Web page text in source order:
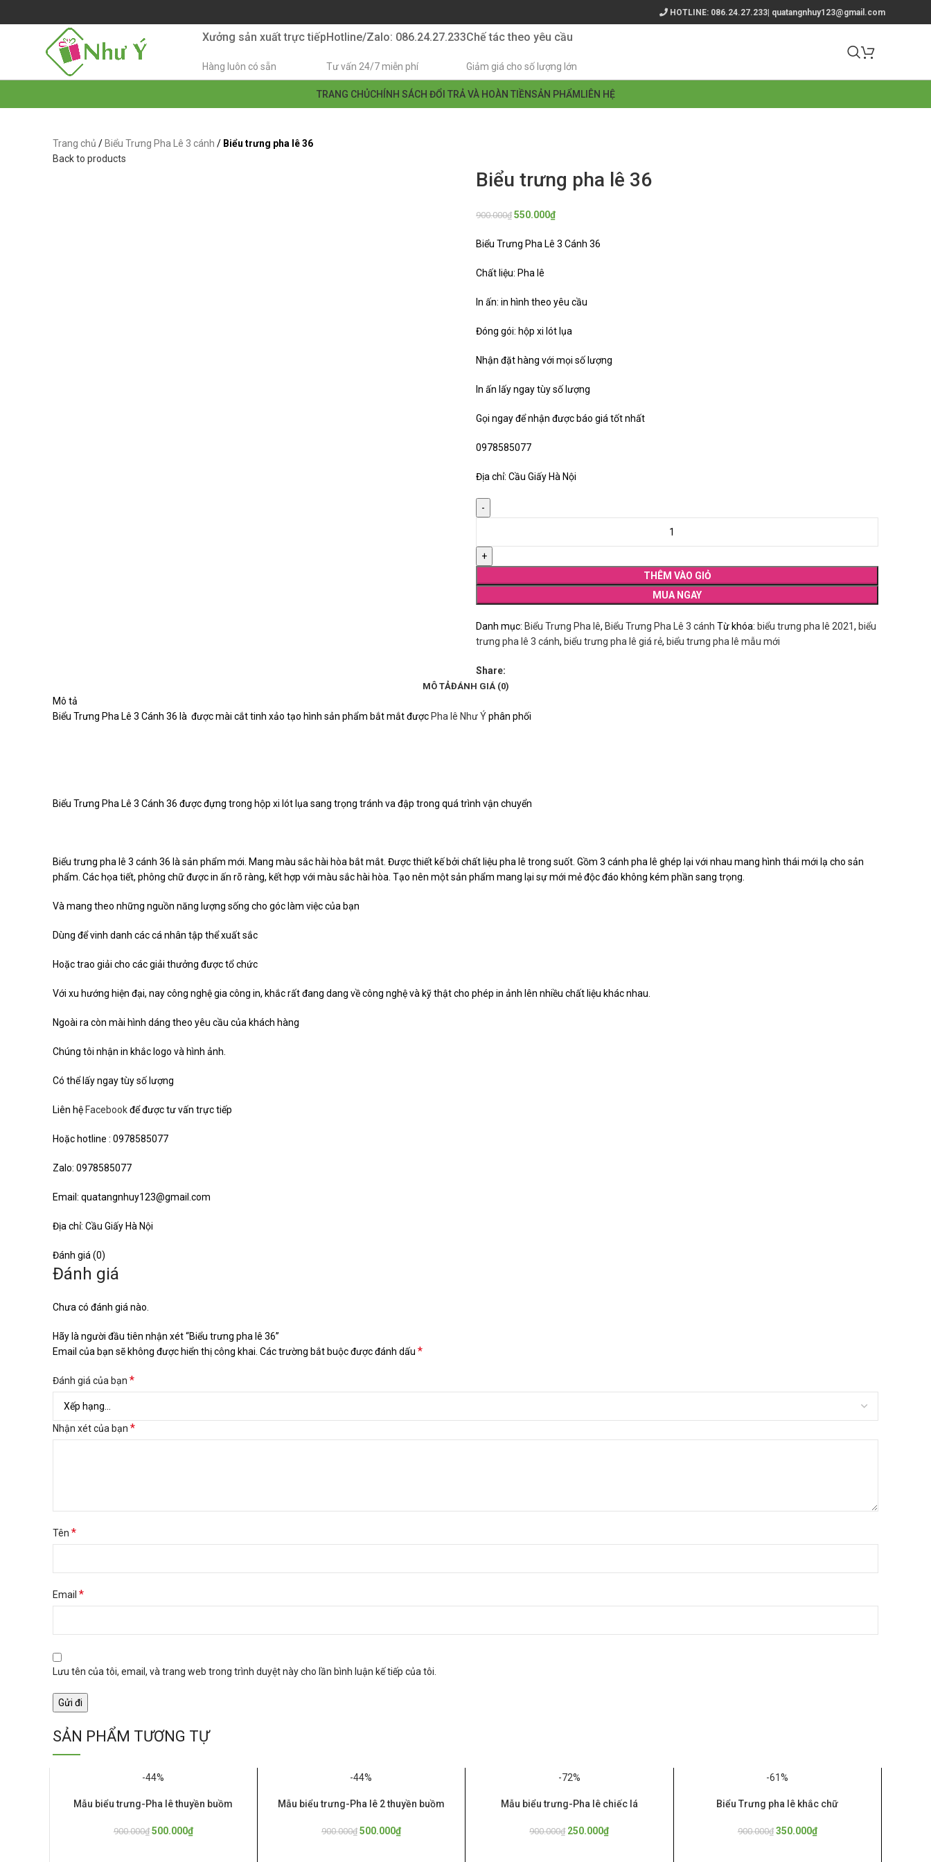
HOTLINE: 086.24.27.233| quatangnhuy123@gmail.com
Xưởng sản xuất trực tiếp
Hàng luôn có sẵn
Hotline/Zalo: 086.24.27.233
Tư vấn 24/7 miễn phí
Chế tác theo yêu cầu
Giảm giá cho số lượng lớn
TRANG CHỦCHÍNH SÁCH ĐỔI TRẢ VÀ HOÀN TIỀNSẢN PHẨM LIÊN HỆ
Trang chủ / Biểu Trưng Pha Lê 3 cánh / Biểu trưng pha lê 36
Back to products
Biểu trưng pha lê 36
900.000₫ 550.000₫
Biểu Trưng Pha Lê 3 Cánh 36
Chất liệu: Pha lê
In ấn: in hình theo yêu cầu
Đóng gói: hộp xi lót lụa
Nhận đặt hàng với mọi số lượng
In ấn lấy ngay tùy số lượng
Gọi ngay để nhận được báo giá tốt nhất
0978585077
Địa chỉ: Cầu Giấy Hà Nội
THÊM VÀO GIỎ
MUA NGAY
Danh mục: Biểu Trưng Pha lê, Biểu Trưng Pha Lê 3 cánh Từ khóa: biểu trưng pha lê 2021, biểu
trưng pha lê 3 cánh, biểu trưng pha lê giá rẻ, biểu trưng pha lê mẫu mới
Share:
MÔ TẢĐÁNH GIÁ (0)
Mô tả
Biểu Trưng Pha Lê 3 Cánh 36 là được mài cắt tinh xảo tạo hình sản phẩm bắt mắt được Pha lê Như Ýphân phối
Biểu Trưng Pha Lê 3 Cánh 36 được đựng trong hộp xi lót lụa sang trọng tránh va đập trong quá trình vận chuyển
Biểu trưng pha lê 3 cánh 36 là sản phẩm mới. Mang màu sắc hài hòa bắt mắt. Được thiết kế bởi chất liệu pha lê trong suốt. Gồm 3 cánh pha lê ghép lại với nhau mang hình thái mới lạ cho sản
phẩm. Các họa tiết, phông chữ được in ấn rõ ràng, kết hợp với màu sắc hài hòa. Tạo nên một sản phẩm mang lại sự mới mẻ độc đáo không kém phần sang trọng.
Và mang theo những nguồn năng lượng sống cho góc làm việc của bạn
Dùng để vinh danh các cá nhân tập thể xuất sắc
Hoặc trao giải cho các giải thưởng được tổ chức
Với xu hướng hiện đại, nay công nghệ gia công in, khắc rất đang dang về công nghệ và kỹ thật cho phép in ảnh lên nhiều chất liệu khác nhau.
Ngoài ra còn mài hình dáng theo yêu cầu của khách hàng
Chúng tôi nhận in khắc logo và hình ảnh.
Có thể lấy ngay tùy số lượng
Liên hệ Facebookđể được tư vấn trực tiếp
Hoặc hotline : 0978585077
Zalo: 0978585077
Email: quatangnhuy123@gmail.com
Địa chỉ: Cầu Giấy Hà Nội
Đánh giá (0)
Đánh giá
Chưa có đánh giá nào.
Hãy là người đầu tiên nhận xét “Biểu trưng pha lê 36”
Email của bạn sẽ không được hiển thị công khai. Các trường bắt buộc được đánh dấu *
Đánh giá của bạn *
Nhận xét của bạn *
Tên *
Email *
Lưu tên của tôi, email, và trang web trong trình duyệt này cho lần bình luận kế tiếp của tôi.
SẢN PHẨM TƯƠNG TỰ
-44%
THÊM VÀO GIỎ
Mẫu biểu trưng-Pha lê thuyền buồm
900.000₫ 500.000₫
-44%
THÊM VÀO GIỎ
Mẫu biểu trưng-Pha lê 2 thuyền buồm
900.000₫ 500.000₫
-72%
THÊM VÀO GIỎ
Mẫu biểu trưng-Pha lê chiếc lá
900.000₫ 250.000₫
-61%
THÊM VÀO GIỎBiểu Trưng pha lê khắc chữ
900.000₫ 350.000₫